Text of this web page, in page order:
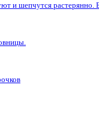
и шепчутся растерянно.